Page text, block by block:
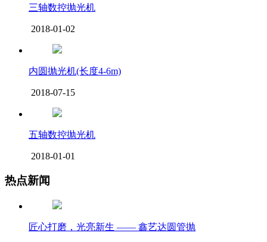
三轴数控抛光机
2018-01-02
内圆抛光机(长度4-6m)
2018-07-15
五轴数控抛光机
2018-01-01
热点新闻
匠心打磨，光亮新生 —— 鑫艺达圆管抛